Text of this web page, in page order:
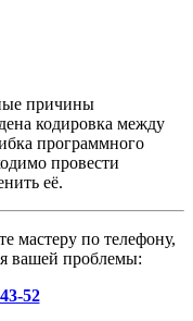
причины
кодировка между
программного
провести
её.
мастеру по телефону,
вашей проблемы:
52